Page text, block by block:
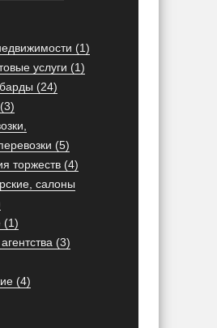
(1)
услуги (1)
(24)
(5)
торжеств (4)
салоны
(1)
(3)
(4)